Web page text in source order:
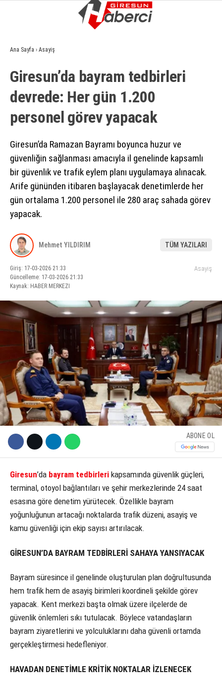
Facebook
Instagram
Youtube
GÜNDEM
EKONOMI
SIYASET
ASAYIŞ
SPOR
YAŞAM
EĞITIM
SAĞLIK
KÜLTÜR SANAT
Ana Sayfa › Asayiş
Giresun’da bayram tedbirleri
devrede: Her gün 1.200
personel görev yapacak
Giresun’da Ramazan Bayramı boyunca huzur ve
güvenliğin sağlanması amacıyla il genelinde kapsamlı
bir güvenlik ve trafik eylem planı uygulamaya alınacak.
Arife gününden itibaren başlayacak denetimlerde her
gün ortalama 1.200 personel ile 280 araç sahada görev
yapacak.
Mehmet YILDIRIM TÜM YAZILARI
Giriş: 17-03-2026 21:33
Güncelleme: 17-03-2026 21:33
Kaynak: HABER MERKEZI
Asayiş
ABONE OL
Giresun’da bayram tedbirleri kapsamında güvenlik güçleri,
terminal, otoyol bağlantıları ve şehir merkezlerinde 24 saat
esasına göre denetim yürütecek. Özellikle bayram
yoğunluğunun artacağı noktalarda trafik düzeni, asayiş ve
kamu güvenliği için ekip sayısı artırılacak.
GİRESUN’DA BAYRAM TEDBİRLERİ SAHAYA YANSIYACAK
Bayram süresince il genelinde oluşturulan plan doğrultusunda
hem trafik hem de asayiş birimleri koordineli şekilde görev
yapacak. Kent merkezi başta olmak üzere ilçelerde de
güvenlik önlemleri sıkı tutulacak. Böylece vatandaşların
bayram ziyaretlerini ve yolculuklarını daha güvenli ortamda
gerçekleştirmesi hedefleniyor.
HAVADAN DENETİMLE KRİTİK NOKTALAR İZLENECEK